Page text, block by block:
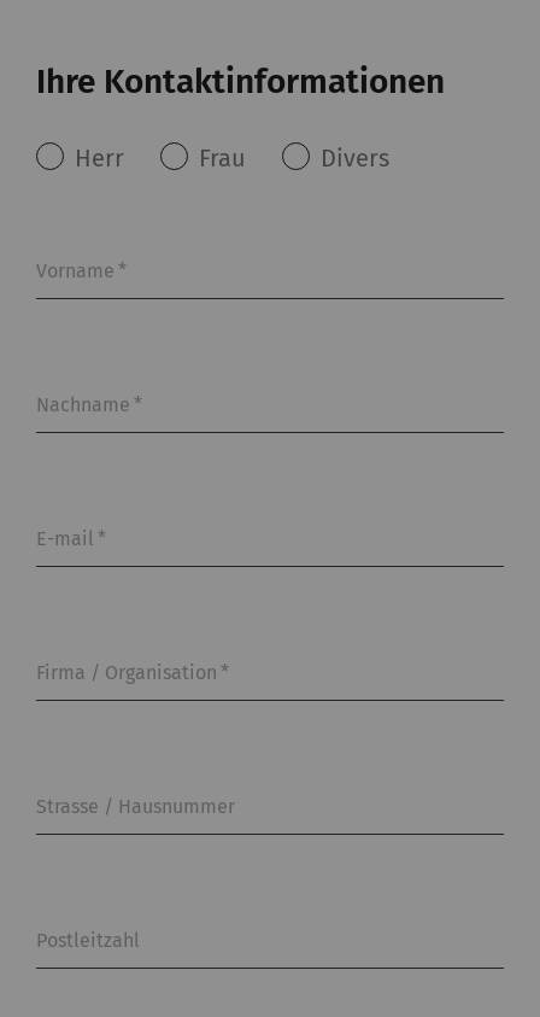
Ihre Kontaktinformationen
Herr Frau Divers
Vorname *
Nachname *
E-mail *
Firma / Organisation *
Strasse / Hausnummer
Postleitzahl